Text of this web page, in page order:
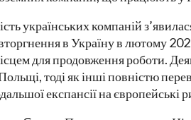
українських компаній
в Україну в лютому
для продовження роботи.
тоді як інші повністю
експансії на європейські